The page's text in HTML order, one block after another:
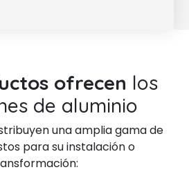
ofrecen los
de aluminio
una amplia gama de
para su instalación o